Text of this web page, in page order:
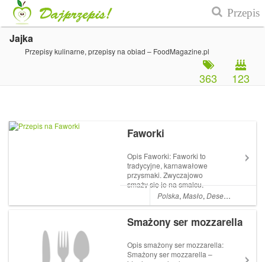
Jajka
Przepisy kulinarne, przepisy na obiad – FoodMagazine.pl
123
363
Faworki
Opis Faworki: Faworki to
tradycyjne, karnawałowe
przysmaki. Zwyczajowo
smaży się je na smalcu,
chociaż można na oleju, oleju
kokosowym. Zasadą jest
tłuszczu w takiej ilości, by
wkładane faworki mogły
swobodnie w nim pływać. P...
Polska,Masło,Desery ,
Smażony ser mozzarella
Opis smażony ser mozzarella:
Smażony ser mozzarella –